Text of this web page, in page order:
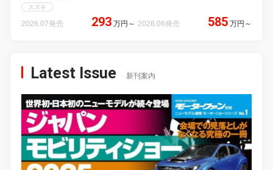
スズキ
2026.07発売 293 万円 ～ 2026.06発売 585 万円 ～
Latest Issue 新刊案内